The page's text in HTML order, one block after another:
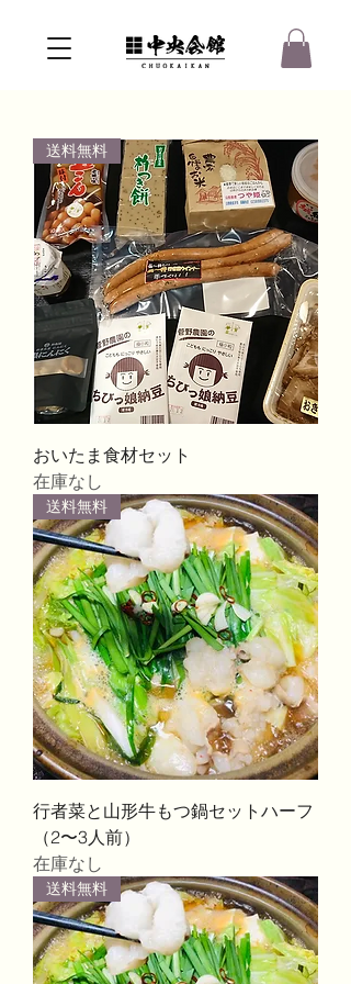
送料無料
おいたま食材セット
在庫なし
送料無料
行者菜と山形牛もつ鍋セットハーフ
（2〜3人前）
在庫なし
送料無料